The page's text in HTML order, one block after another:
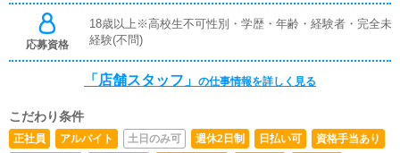
応募資格
18歳以上※高校生不可性別・学歴・年齢・経験者・完全未
経験(不問)
「店舗スタッフ」 の仕事情報を詳しく見る
こだわり条件
正社員 アルバイト 土日のみ可 週休2日制 日払い可
資格手当あり